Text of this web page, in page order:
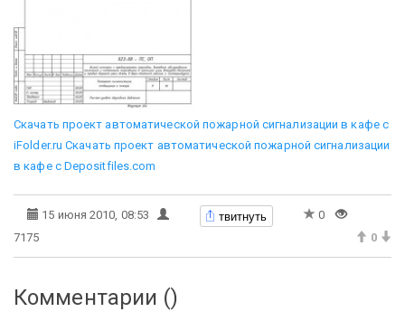
Скачать проект автоматической пожарной сигнализации в кафе с
iFolder.ru Скачать проект автоматической пожарной сигнализации
в кафе с Depositfiles.com
15 июня 2010, 08:53 твитнуть
0
7175
0
Комментарии ()